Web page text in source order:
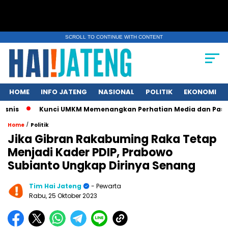
SCROLL TO CONTINUE WITH CONTENT
HOME INFO JATENG NASIONAL POLITIK EKONOMI
Kunci UMKM Memenangkan Perhatian Media dan Pasar,
Home / Politik
Jika Gibran Rakabuming Raka Tetap
Menjadi Kader PDIP, Prabowo
Subianto Ungkap Dirinya Senang
Tim Hai Jateng
- Pewarta
Rabu, 25 Oktober 2023